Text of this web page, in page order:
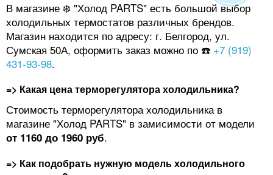
В магазине ❄️ "Холод PARTS" есть большой выбор
холодильных термостатов различных брендов.
Магазин находится по адресу: г. Белгород, ул.
Сумская 50А, оформить заказ можно по ☎️ +7 (919)
431-93-98.
=> Какая цена терморегулятора холодильника?
Стоимость терморегулятора холодильника в
магазине "Холод PARTS" в замисимости от модели
от 1160 до 1960 руб.
=> Как подобрать нужную модель холодильного